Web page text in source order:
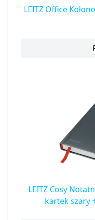
LEITZ Office
LEITZ Cosy
kartek szary